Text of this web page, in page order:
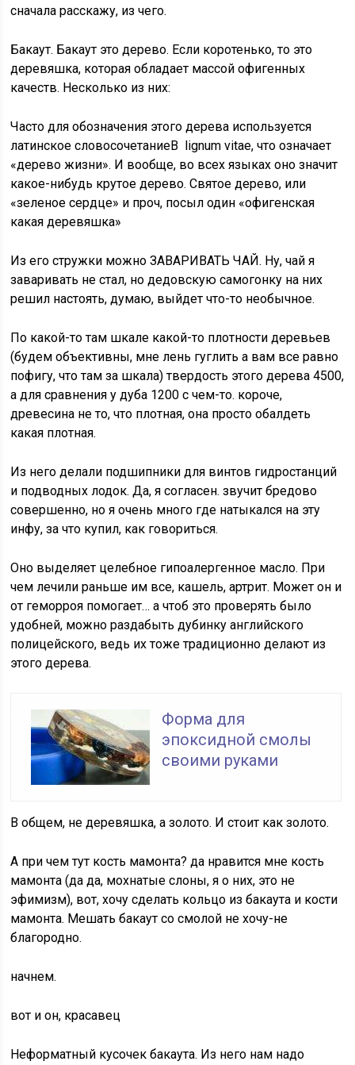
сначала расскажу, из чего.
Бакаут. Бакаут это дерево. Если коротенько, то это
деревяшка, которая обладает массой офигенных
качеств. Несколько из них:
Часто для обозначения этого дерева используется
латинское словосочетаниеВ lignum vitae, что означает
«дерево жизни». И вообще, во всех языках оно значит
какое-нибудь крутое дерево. Святое дерево, или
«зеленое сердце» и проч, посыл один «офигенская
какая деревяшка»
Из его стружки можно ЗАВАРИВАТЬ ЧАЙ. Ну, чай я
заваривать не стал, но дедовскую самогонку на них
решил настоять, думаю, выйдет что-то необычное.
По какой-то там шкале какой-то плотности деревьев
(будем объективны, мне лень гуглить а вам все равно
пофигу, что там за шкала) твердость этого дерева 4500,
а для сравнения у дуба 1200 с чем-то. короче,
древесина не то, что плотная, она просто обалдеть
какая плотная.
Из него делали подшипники для винтов гидростанций
и подводных лодок. Да, я согласен. звучит бредово
совершенно, но я очень много где натыкался на эту
инфу, за что купил, как говориться.
Оно выделяет целебное гипоалергенное масло. При
чем лечили раньше им все, кашель, артрит. Может он и
от геморроя помогает… а чтоб это проверять было
удобней, можно раздабыть дубинку английского
полицейского, ведь их тоже традиционно делают из
этого дерева.
Форма для
эпоксидной смолы
своими руками
В общем, не деревяшка, а золото. И стоит как золото.
А при чем тут кость мамонта? да нравится мне кость
мамонта (да да, мохнатые слоны, я о них, это не
эфимизм), вот, хочу сделать кольцо из бакаута и кости
мамонта. Мешать бакаут со смолой не хочу-не
благородно.
начнем.
вот и он, красавец
Неформатный кусочек бакаута. Из него нам надо